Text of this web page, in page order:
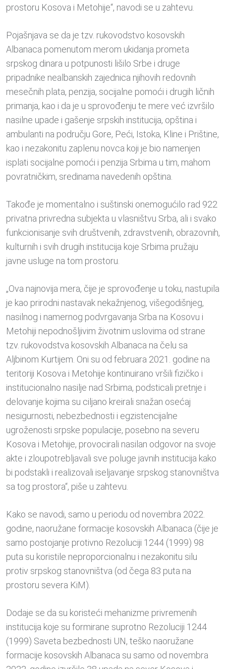
prostoru Kosova i Metohije“, navodi se u zahtevu.
Pojašnjava se da je tzv. rukovodstvo kosovskih
Albanaca pomenutom merom ukidanja prometa
srpskog dinara u potpunosti lišilo Srbe i druge
pripadnike nealbanskih zajednica njihovih redovnih
mesečnih plata, penzija, socijalne pomoći i drugih ličnih
primanja, kao i da je u sprovođenju te mere već izvršilo
nasilne upade i gašenje srpskih institucija, opština i
ambulanti na području Gore, Peći, Istoka, Kline i Prištine,
kao i nezakonitu zaplenu novca koji je bio namenjen
isplati socijalne pomoći i penzija Srbima u tim, mahom
povratničkim, sredinama navedenih opština.
Takođe je momentalno i suštinski onemogućilo rad 922
privatna privredna subjekta u vlasništvu Srba, ali i svako
funkcionisanje svih društvenih, zdravstvenih, obrazovnih,
kulturnih i svih drugih institucija koje Srbima pružaju
javne usluge na tom prostoru.
„Ova najnovija mera, čije je sprovođenje u toku, nastupila
je kao prirodni nastavak nekažnjenog, višegodišnjeg,
nasilnog i namernog podvrgavanja Srba na Kosovu i
Metohiji nepodnošljivim životnim uslovima od strane
tzv. rukovodstva kosovskih Albanaca na čelu sa
Aljbinom Kurtijem. Oni su od februara 2021. godine na
teritoriji Kosova i Metohije kontinuirano vršili fizičko i
institucionalno nasilje nad Srbima, podsticali pretnje i
delovanje kojima su ciljano kreirali snažan osećaj
nesigurnosti, nebezbednosti i egzistencijalne
ugroženosti srpske populacije, posebno na severu
Kosova i Metohije, provocirali nasilan odgovor na svoje
akte i zloupotrebljavali sve poluge javnih institucija kako
bi podstakli i realizovali iseljavanje srpskog stanovništva
sa tog prostora“, piše u zahtevu.
Kako se navodi, samo u periodu od novembra 2022.
godine, naoružane formacije kosovskih Albanaca (čije je
samo postojanje protivno Rezoluciji 1244 (1999) 98
puta su koristile neproporcionalnu i nezakonitu silu
protiv srpskog stanovništva (od čega 83 puta na
prostoru severa KiM).
Dodaje se da su koristeći mehanizme privremenih
institucija koje su formirane suprotno Rezoluciji 1244
(1999) Saveta bezbednosti UN, teško naoružane
formacije kosovskih Albanaca su samo od novembra